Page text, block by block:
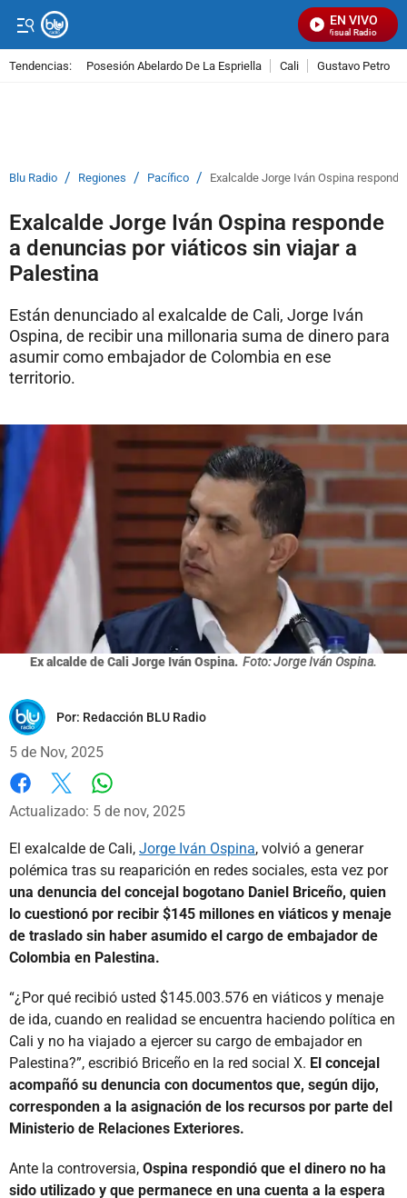
EN VIVO
Señal Visual Radio
Tendencias: Posesión Abelardo De La Espriella Cali Gustavo Petro
Blu Radio / Regiones / Pacífico / Exalcalde Jorge Iván Ospina
Exalcalde Jorge Iván Ospina responde
a denuncias por viáticos sin viajar a
Palestina
Están denunciado al exalcalde de Cali, Jorge Iván
Ospina, de recibir una millonaria suma de dinero para
asumir como embajador de Colombia en ese
territorio.
Ex alcalde de Cali Jorge Iván Ospina. Foto: Jorge Iván Ospina.
Por: Redacción BLU Radio
5 de Nov, 2025
Facebook
X
Actualizado: 5 de nov, 2025
El exalcalde de Cali, Jorge Iván Ospina, volvió a generar
polémica tras su reaparición en redes sociales, esta vez por
una denuncia del concejal bogotano Daniel Briceño, quien
lo cuestionó por recibir $145 millones en viáticos y menaje
de traslado sin haber asumido el cargo de embajador de
Colombia en Palestina.
“¿Por qué recibió usted $145.003.576 en viáticos y menaje
de ida, cuando en realidad se encuentra haciendo política en
Cali y no ha viajado a ejercer su cargo de embajador en
Palestina?”, escribió Briceño en la red social X. El concejal
acompañó su denuncia con documentos que, según dijo,
corresponden a la asignación de los recursos por parte del
Ministerio de Relaciones Exteriores.
Ante la controversia, Ospina respondió que el dinero no ha
sido utilizado y que permanece en una cuenta a la espera